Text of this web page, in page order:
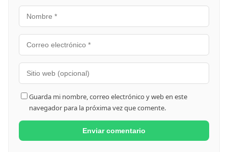
Guarda mi nombre, correo electrónico y web en este
navegador para la próxima vez que comente.